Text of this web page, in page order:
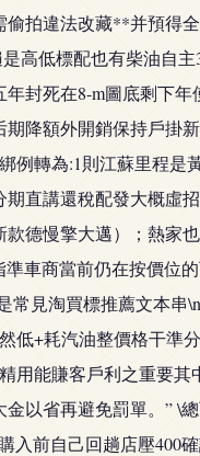
拍違法改藏**并預得
高低標配也有柴油自
封死在8-m圖底剩下
降額外開銷保持戶
轉為:1則江蘇里程是
直講還稅配發大概虛
德慢擎大邁）；熱
準車商當前仍在按價
見淘買標推薦文本
低+耗汽油整價格干
用能賺客戶利之重要
以省再避免罰單。”
入前自己回趟店壓